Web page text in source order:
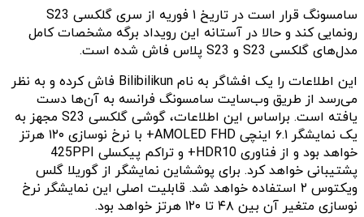
سامسونگ قرار است در تاریخ ۱ فوریه از سری گلکسی S23
رونمایی کند و حالا در آستانه این رویداد برگه مشخصات کامل
مدل‌های گلکسی S23 و S23 پلاس فاش شده است.
این اطلاعات را یک افشاگر به نام Bilibilikun فاش کرده و به نظر
می‌رسد از طریق وب‌سایت سامسونگ فرانسه به آن‌ها دست
یافته است. براساس این اطلاعات، گوشی گلکسی S23 مجهز به
یک نمایشگر ۶.۱ اینچی AMOLED FHD+ با نرخ نوسازی ۱۲۰ هرتز
خواهد بود و از فناوری HDR10+ و تراکم پیکسلی 425PPI
پشتیبانی خواهد کرد. برای پوششاین نمایشگر از گوریلا گلس
ویکتوس ۲ استفاده خواهد شد. قابلیت اصلی این نمایشگر نرخ
نوسازی متغیر آن بین ۴۸ تا ۱۲۰ هرتز خواهد بود.